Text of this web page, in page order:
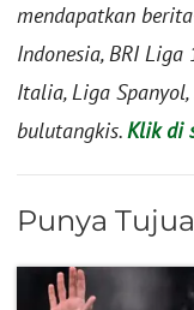
mendapatkan
Indonesia, BRI
Italia, Liga
bulutangkis.Klik di
Punya